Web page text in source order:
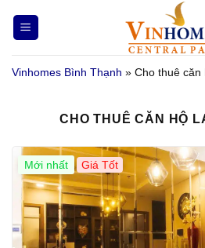
qua
nội
dung
Vinhomes Bình Thạnh » Cho thuê căn
CHO THUÊ CĂN HỘ
Mới nhất Giá Tốt